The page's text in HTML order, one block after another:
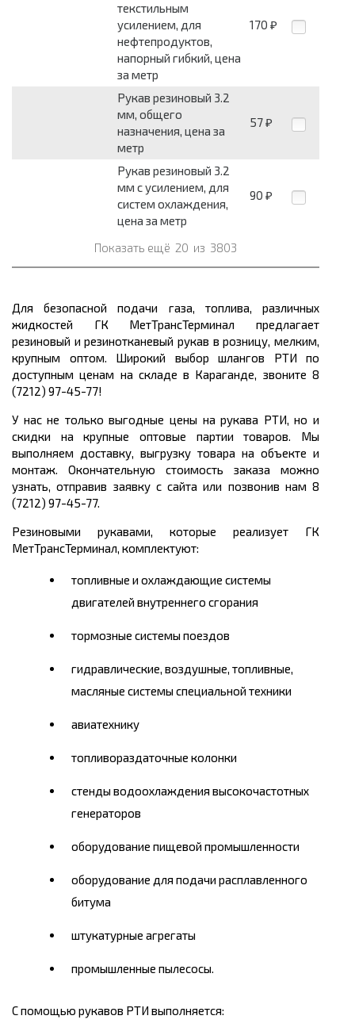
текстильным
усилением, для
нефтепродуктов,
напорный гибкий, цена
за метр
170 ₽
Рукав резиновый 3.2
мм, общего
назначения, цена за
метр
57 ₽
Рукав резиновый 3.2
мм с усилением, для
систем охлаждения,
цена за метр
90 ₽
Показать ещё 20 из 3803
Для безопасной подачи газа, топлива, различных
жидкостей ГК МетТрансТерминал предлагает
резиновый и резинотканевый рукав в розницу, мелким,
крупным оптом. Широкий выбор шлангов РТИ по
доступным ценам на складе в Караганде, звоните 8
(7212) 97-45-77!
У нас не только выгодные цены на рукава РТИ, но и
скидки на крупные оптовые партии товаров. Мы
выполняем доставку, выгрузку товара на объекте и
монтаж. Окончательную стоимость заказа можно
узнать, отправив заявку с сайта или позвонив нам 8
(7212) 97-45-77.
Резиновыми рукавами, которые реализует ГК
МетТрансТерминал, комплектуют:
топливные и охлаждающие системы
двигателей внутреннего сгорания
тормозные системы поездов
гидравлические, воздушные, топливные,
масляные системы специальной техники
авиатехнику
топливораздаточные колонки
стенды водоохлаждения высокочастотных
генераторов
оборудование пищевой промышленности
оборудование для подачи расплавленного
битума
штукатурные агрегаты
промышленные пылесосы.
С помощью рукавов РТИ выполняется: